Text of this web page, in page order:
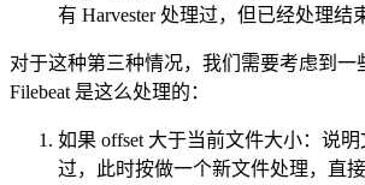
有 Harvester 处理过，但已经处理结
对于这种第三种情况，我们需要考虑到一
Filebeat 是这么处理的：
如果 offset 大于当前文件大小：说明
过，此时按做一个新文件处理，直